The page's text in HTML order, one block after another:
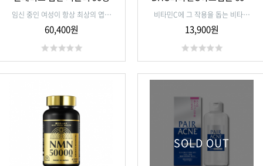
임신 중인 여성이 항상 최상의 엽산
농도를 유지하기 위해 800μg의 엽산
및 빈혈 예방서플리먼트
60,400원
분(120정)
비타민C에 그 작용을 돕는 비타민
B2를 추가한 보충제입니다.
13,900원
SOLD OUT